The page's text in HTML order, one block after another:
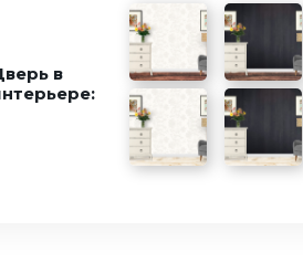
Бетон серый
в